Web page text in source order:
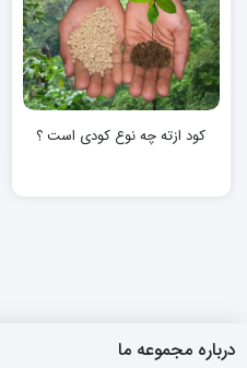
کود ازته چه نوع کودی است ؟
درباره مجموعه ما